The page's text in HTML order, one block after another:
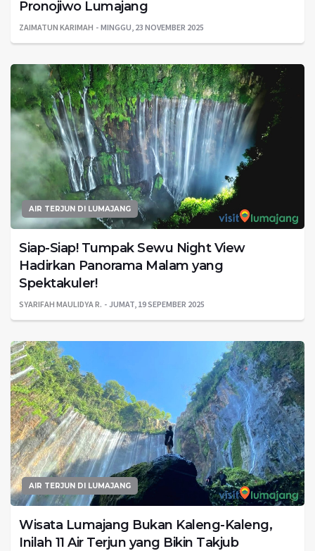
Pronojiwo Lumajang
ZAIMATUN KARIMAH MINGGU, 23 NOVEMBER 2025
AIR TERJUN DI LUMAJANG
Siap-Siap! Tumpak Sewu Night View
Hadirkan Panorama Malam yang
Spektakuler!
SYARIFAH MAULIDYA R. JUMAT, 19 SEPEMBER 2025
AIR TERJUN DI LUMAJANG
Wisata Lumajang Bukan Kaleng-Kaleng,
Inilah 11 Air Terjun yang Bikin Takjub